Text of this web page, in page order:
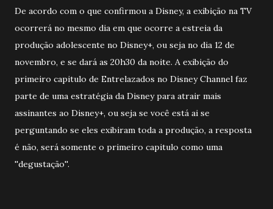
De acordo com o que confirmou a Disney, a exibição na TV
ocorrerá no mesmo dia em que ocorre a estreia da
produção adolescente no Disney+, ou seja no dia 12 de
novembro, e se dará as 20h30 da noite. A exibição do
primeiro capitulo de Entrelazados no Disney Channel faz
parte de uma estratégia da Disney para atrair mais
assinantes ao Disney+, ou seja se você está ai se
perguntando se eles exibiram toda a produção, a resposta
é não, será somente o primeiro capitulo como uma
''degustação''.